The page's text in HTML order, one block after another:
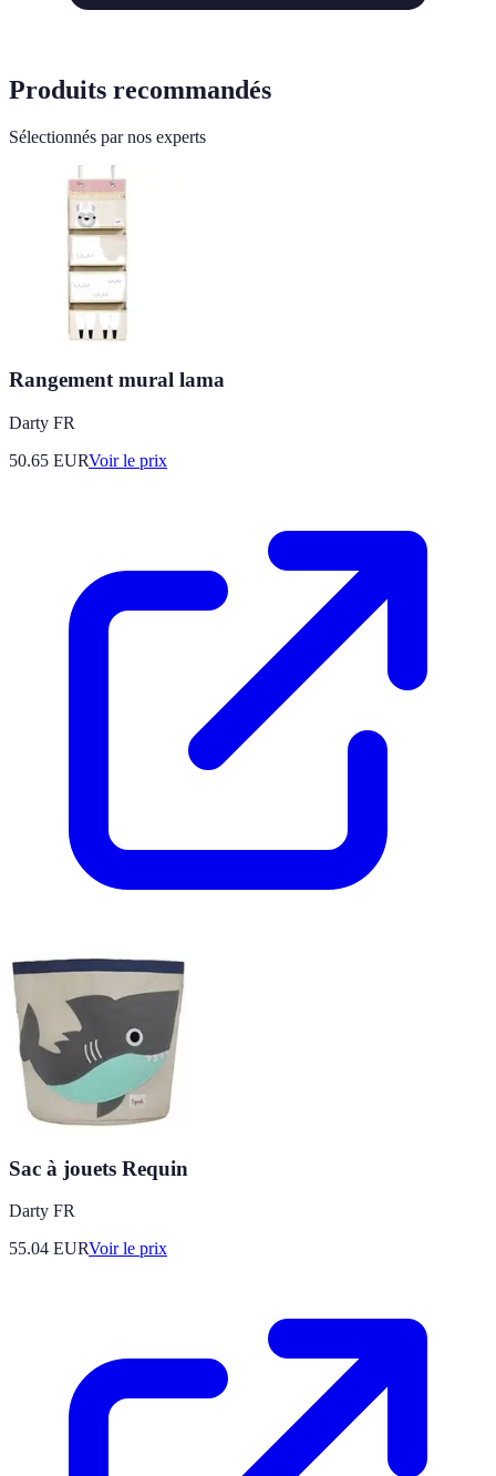
Produits recommandés
Sélectionnés par nos experts
Rangement mural lama
Darty FR
50.65 EURVoir le prix
Sac à jouets Requin
Darty FR
55.04 EURVoir le prix